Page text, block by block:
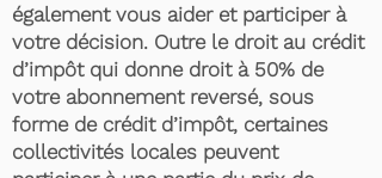
également vous aider et participer à
votre décision. Outre le droit au crédit
d’impôt qui donne droit à 50% de
votre abonnement reversé, sous
forme de crédit d’impôt, certaines
collectivités locales peuvent